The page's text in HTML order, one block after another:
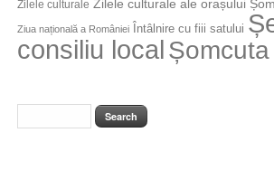
Zilele culturale Zilele culturale ale orașului
Ziua națională a României Întâlnire cu fiii satului
consiliu local